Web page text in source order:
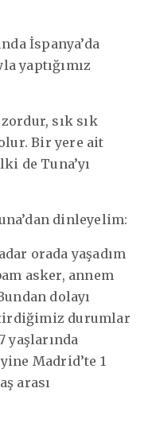
İspanya’da
yaptığımız
sık sık
Bir yere ait
de Tuna’yı
dinleyelim:
orada yaşadım
asker, annem
dolayı
durumlar
yaşlarında
Madrid’te 1
arası